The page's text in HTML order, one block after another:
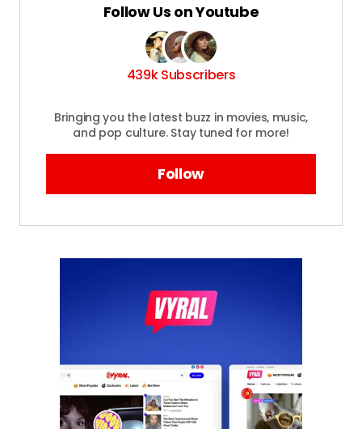
Follow Us on Youtube
439k Subscribers
Bringing you the latest buzz in movies, music,
and pop culture. Stay tuned for more!
Follow